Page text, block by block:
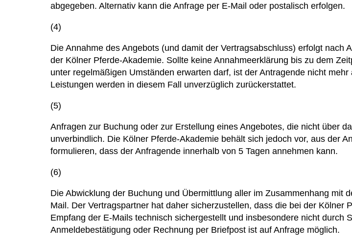
abgegeben. Alternativ kann die Anfrage per E-Mail oder postalisch erfolgen.
(4)
Die Annahme des Angebots (und damit der Vertragsabschluss) erfolgt
der Kölner Pferde-Akademie. Sollte keine Annahmeerklärung bis zu dem
unter regelmäßigen Umständen erwarten darf, ist der Antragende nicht
Leistungen werden in diesem Fall unverzüglich zurückerstattet.
(5)
Anfragen zur Buchung oder zur Erstellung eines Angebotes, die nicht über
unverbindlich. Die Kölner Pferde-Akademie behält sich jedoch vor, aus der
formulieren, dass der Anfragende innerhalb von 5 Tagen annehmen kann.
(6)
Die Abwicklung der Buchung und Übermittlung aller im Zusammenhang mit
Mail. Der Vertragspartner hat daher sicherzustellen, dass die bei der
Empfang der E-Mails technisch sichergestellt und insbesondere nicht durch
Anmeldebestätigung oder Rechnung per Briefpost ist auf Anfrage möglich.